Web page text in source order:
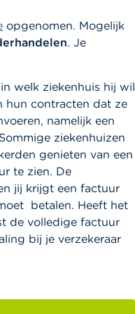
opgenomen. Mogelijk
. Je
welk ziekenhuis hij wil
hun contracten dat ze
namelijk een
ziekenhuizen
genieten van een
te zien. De
jij krijgt een factuur
betalen. Heeft het
de volledige factuur
bij je verzekeraar